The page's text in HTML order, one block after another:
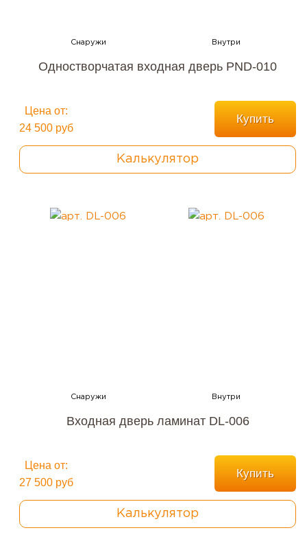
Одностворчатая входная дверь PND-010
Цена от:
24 500 руб
Купить
Калькулятор
Входная дверь ламинат DL-006
Цена от:
27 500 руб
Купить
Калькулятор